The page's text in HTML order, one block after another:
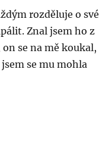
rozděluje o své
Znal jsem ho z
se na mě koukal,
jsem se mu mohla